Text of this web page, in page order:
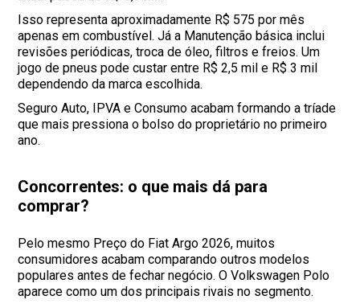
Isso representa aproximadamente R$ 575 por mês
apenas em combustível. Já a Manutenção básica inclui
revisões periódicas, troca de óleo, filtros e freios. Um
jogo de pneus pode custar entre R$ 2,5 mil e R$ 3 mil
dependendo da marca escolhida.
Seguro Auto, IPVA e Consumo acabam formando a tríade
que mais pressiona o bolso do proprietário no primeiro
ano.
Concorrentes: o que mais dá para
comprar?
Pelo mesmo Preço do Fiat Argo 2026, muitos
consumidores acabam comparando outros modelos
populares antes de fechar negócio. O Volkswagen Polo
aparece como um dos principais rivais no segmento.